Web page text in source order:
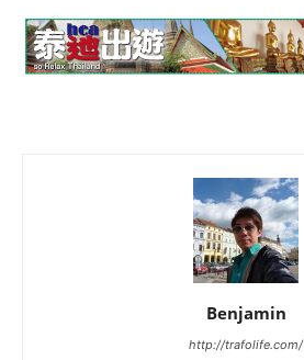
Benjamin
http://trafolife.com/